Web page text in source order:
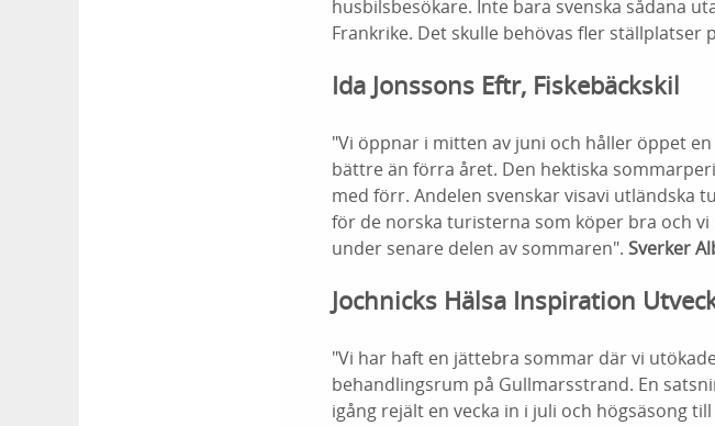
husbilsbesökare. Inte bara svenska sådana
Frankrike. Det skulle behövas fler ställplatser
Ida Jonssons Eftr, Fiskebäckskil
"Vi öppnar i mitten av juni och håller öppet
bättre än förra året. Den hektiska
med förr. Andelen svenskar visavi utländska
för de norska turisterna som köper bra och
under senare delen av sommaren". Sverker
Jochnicks Hälsa Inspiration
"Vi har haft en jättebra sommar där vi
behandlingsrum på Gullmarsstrand. En
igång rejält en vecka in i juli och högsäsong